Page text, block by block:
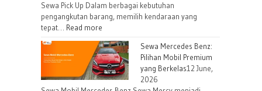
Sewa Pick Up Dalam berbagai kebutuhan
pengangkutan barang, memilih kendaraan yang
tepat… Read more
Sewa
Pick
Up
Harian
atau
Sewa Mercedes Benz:
Pilihan Mobil Premium
yang Berkelas12 June,
2026